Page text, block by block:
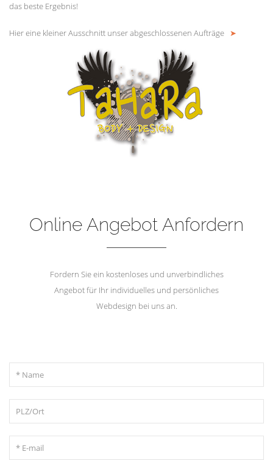
das beste Ergebnis!
Hier eine kleiner Ausschnitt unser abgeschlossenen Aufträge ➤
Online Angebot Anfordern
Fordern Sie ein kostenloses und unverbindliches
Angebot für Ihr individuelles und persönliches
Webdesign bei uns an.